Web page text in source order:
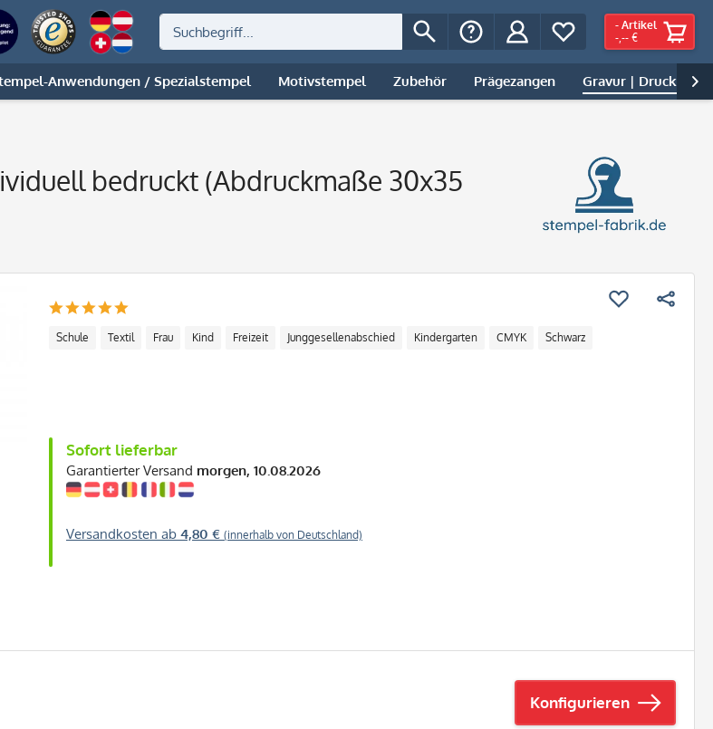
- Artikel
-,-- €
Anwendungen / Spezialstempel Motivstempel Zubehör Prägezangen Gravur | Druck 
bedruckt (Abdruckmaße 30x35
Schule Textil Frau Kind Freizeit Junggesellenabschied Kindergarten CMYK Schwarz
Sofort lieferbar
Garantierter Versand morgen, 10.08.2026
Versandkosten ab 4,80 € (innerhalb von Deutschland)
Konfigurieren